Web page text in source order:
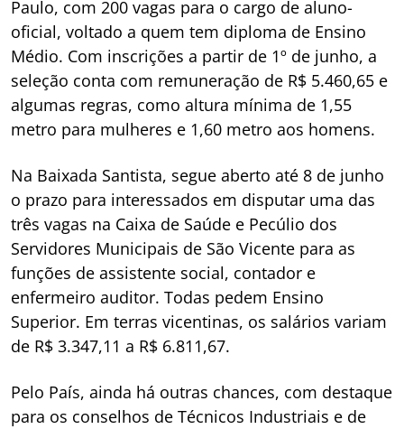
Paulo, com 200 vagas para o cargo de aluno-
oficial, voltado a quem tem diploma de Ensino
Médio. Com inscrições a partir de 1º de junho, a
seleção conta com remuneração de R$ 5.460,65 e
algumas regras, como altura mínima de 1,55
metro para mulheres e 1,60 metro aos homens.
Na Baixada Santista, segue aberto até 8 de junho
o prazo para interessados em disputar uma das
três vagas na Caixa de Saúde e Pecúlio dos
Servidores Municipais de São Vicente para as
funções de assistente social, contador e
enfermeiro auditor. Todas pedem Ensino
Superior. Em terras vicentinas, os salários variam
de R$ 3.347,11 a R$ 6.811,67.
Pelo País, ainda há outras chances, com destaque
para os conselhos de Técnicos Industriais e de